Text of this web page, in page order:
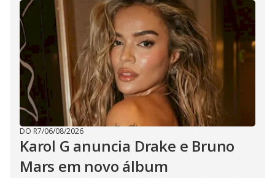
DO R7/06/08/2026
Karol G anuncia Drake e Bruno
Mars em novo álbum